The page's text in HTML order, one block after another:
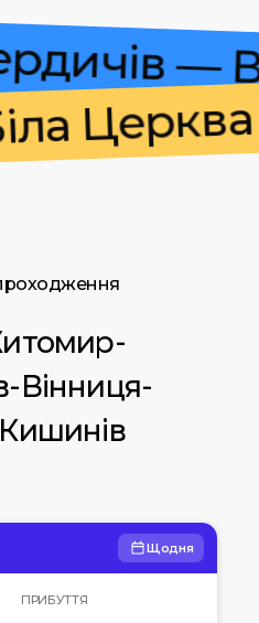
Церква
Вінниця-
Кишинів
Щодня
ПРИБУТТЯ